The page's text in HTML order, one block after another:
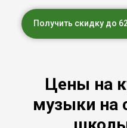
Получить скидку до
Цены на
музыки на